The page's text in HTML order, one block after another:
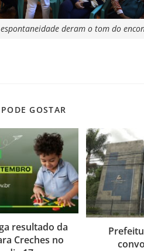
deram o tom do
GOSTAR
resultado da
Creches no